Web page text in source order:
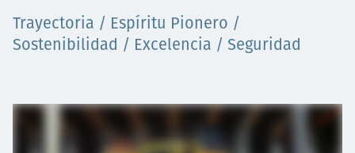
Services
Projects
Trayectoria / Espíritu Pionero /
Sostenibilidad / Excelencia / Seguridad